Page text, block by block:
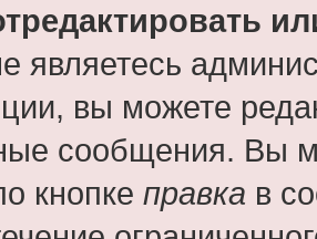
являетесь
вы можете
сообщения. Вы
кнопке правка в